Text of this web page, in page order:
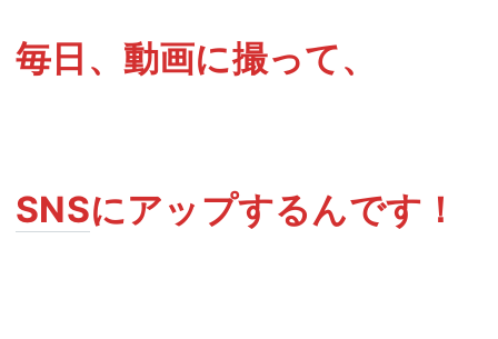
毎日、動画に撮って、
SNSにアップするんです！